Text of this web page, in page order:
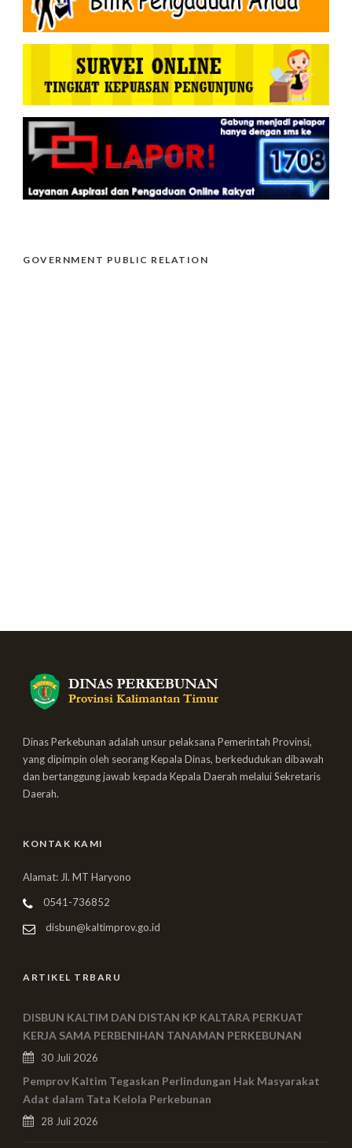
GOVERNMENT PUBLIC RELATION
Dinas Perkebunan adalah unsur pelaksana Pemerintah Provinsi,
yang dipimpin oleh seorang Kepala Dinas, berkedudukan dibawah
dan bertanggung jawab kepada Kepala Daerah melalui Sekretaris
Daerah.
KONTAK KAMI
Alamat: Jl. MT Haryono
0541-736852
disbun@kaltimprov.go.id
ARTIKEL TRBARU
DISBUN KALTIM DAN DISTAN KP KALTARA PERKUAT
KERJA SAMA PERBENIHAN TANAMAN PERKEBUNAN
30 Juli 2026
Pemprov Kaltim Tegaskan Perlindungan Hak Masyarakat
Adat dalam Tata Kelola Perkebunan
28 Juli 2026